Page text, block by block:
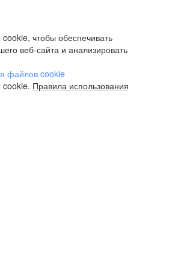
чтобы обеспечивать
веб-сайта и анализировать
файлов cookie
Правила использования